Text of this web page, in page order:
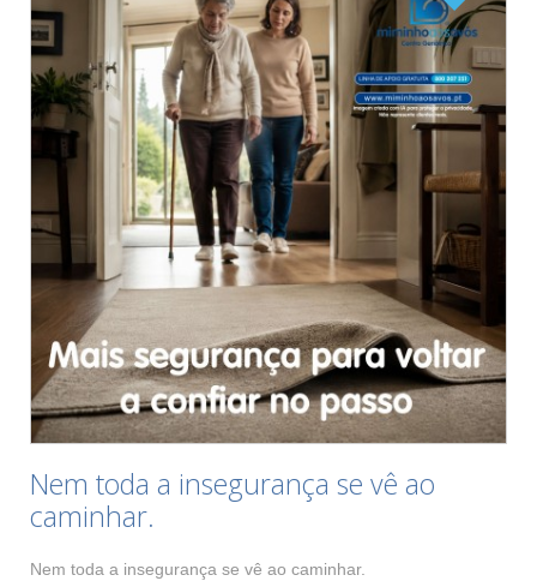
Nem toda a insegurança se vê ao
caminhar.
Nem toda a insegurança se vê ao caminhar.